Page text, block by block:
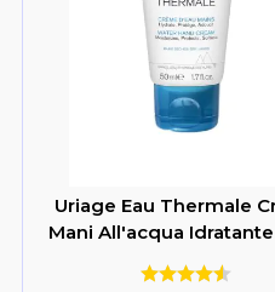
Uriage Eau Thermale
Mani All'acqua